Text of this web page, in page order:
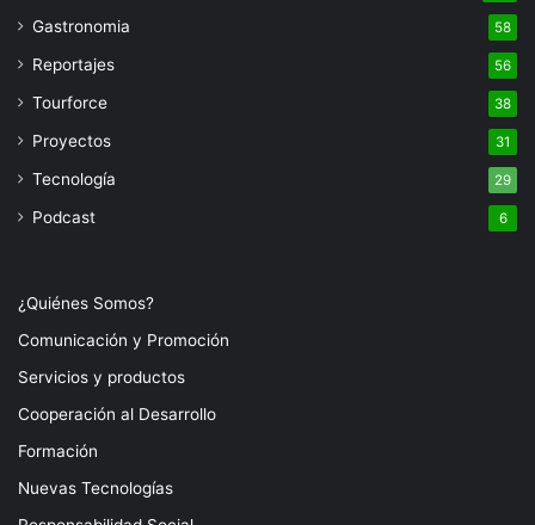
Gastronomia 58
Reportajes 56
Tourforce 38
Proyectos 31
Tecnología 29
Podcast 6
¿Quiénes Somos?
Comunicación y Promoción
Servicios y productos
Cooperación al Desarrollo
Formación
Nuevas Tecnologías